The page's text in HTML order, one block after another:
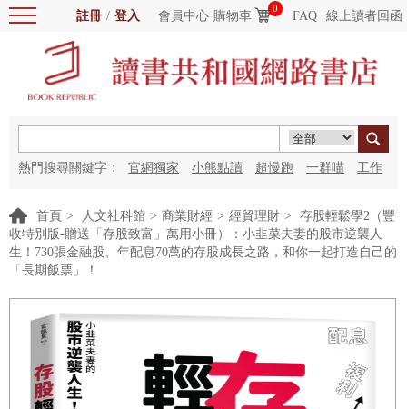
註冊 / 登入 會員中心 購物車
0
FAQ 線上讀者回函
熱門搜尋關鍵字： 官網獨家 小熊點讀 超慢跑 一群喵 工作
首頁 > 人文社科館 > 商業財經 > 經貿理財 >
存股輕鬆學2（豐
收特別版-贈送「存股致富」萬用小冊）：小韭菜夫妻的股市逆襲人
生！730張金融股、年配息70萬的存股成長之路，和你一起打造自己的
「長期飯票」！